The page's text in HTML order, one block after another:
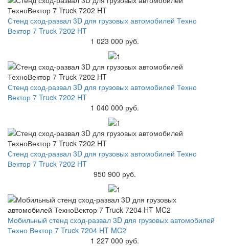
Стенд сход-развал 3D для грузовых автомобилей Техно
Вектор 7 Truck 7202 HT
1 023 000 руб.
Стенд сход-развал 3D для грузовых автомобилей Техно
Вектор 7 Truck 7202 HT
1 040 000 руб.
Стенд сход-развал 3D для грузовых автомобилей Техно
Вектор 7 Truck 7202 HT
950 900 руб.
Мобильный стенд сход-развал 3D для грузовых автомобилей
Техно Вектор 7 Truck 7204 HT MC2
1 227 000 руб.